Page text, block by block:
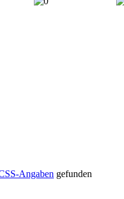
Angaben gefunden